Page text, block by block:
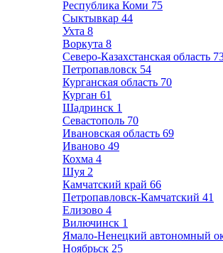
Республика Коми 75
Сыктывкар 44
Ухта 8
Воркута 8
Северо-Казахстанская область
Петропавловск 54
Курганская область 70
Курган 61
Шадринск 1
Севастополь 70
Ивановская область 69
Иваново 49
Кохма 4
Шуя 2
Камчатский край 66
Петропавловск-Камчатский 41
Елизово 4
Вилючинск 1
Ямало-Ненецкий автономный
Ноябрьск 25